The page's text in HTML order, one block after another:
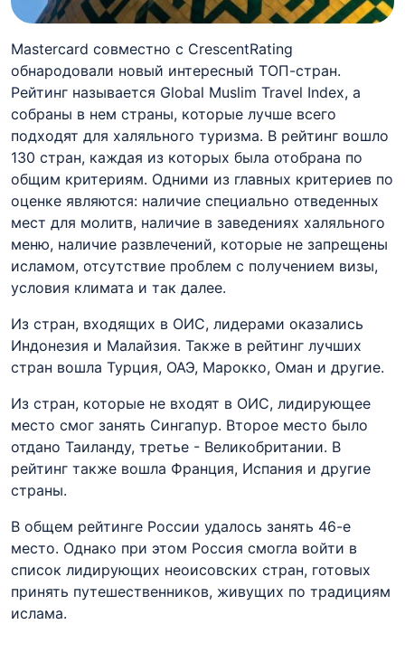
Mastercard совместно с CrescentRating
обнародовали новый интересный ТОП-стран.
Рейтинг называется Global Muslim Travel Index, а
собраны в нем страны, которые лучше всего
подходят для халяльного туризма. В рейтинг вошло
130 стран, каждая из которых была отобрана по
общим критериям. Одними из главных критериев по
оценке являются: наличие специально отведенных
мест для молитв, наличие в заведениях халяльного
меню, наличие развлечений, которые не запрещены
исламом, отсутствие проблем с получением визы,
условия климата и так далее.
Из стран, входящих в ОИС, лидерами оказались
Индонезия и Малайзия. Также в рейтинг лучших
стран вошла Турция, ОАЭ, Марокко, Оман и другие.
Из стран, которые не входят в ОИС, лидирующее
место смог занять Сингапур. Второе место было
отдано Таиланду, третье - Великобритании. В
рейтинг также вошла Франция, Испания и другие
страны.
В общем рейтинге России удалось занять 46-е
место. Однако при этом Россия смогла войти в
список лидирующих неоисовских стран, готовых
принять путешественников, живущих по традициям
ислама.